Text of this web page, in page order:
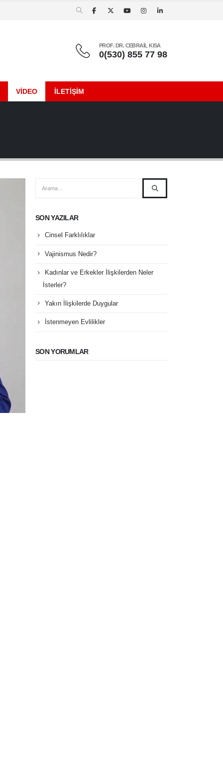
PROF. DR. CEBRAİL KISA
0(530) 855 77 98
VIDEO İLETIŞIM
SON YAZILAR
Cinsel Farklılıklar
Vajinismus Nedir?
Kadınlar ve Erkekler İlişkilerden Neler
İsterler?
Yakın İlişkilerde Duygular
İstenmeyen Evlilikler
SON YORUMLAR